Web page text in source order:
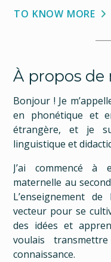
TO KNOW MORE
À propos de
Bonjour ! Je
en phonétique et
étrangère, et je
linguistique et
J’ai commencé à
maternelle au
L’enseignement
vecteur pour se
des idées et
voulais
connaissance.